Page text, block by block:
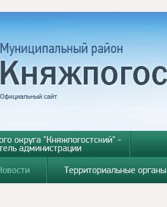
округа "Княжпогостский" -
администрации
Территориальные органы